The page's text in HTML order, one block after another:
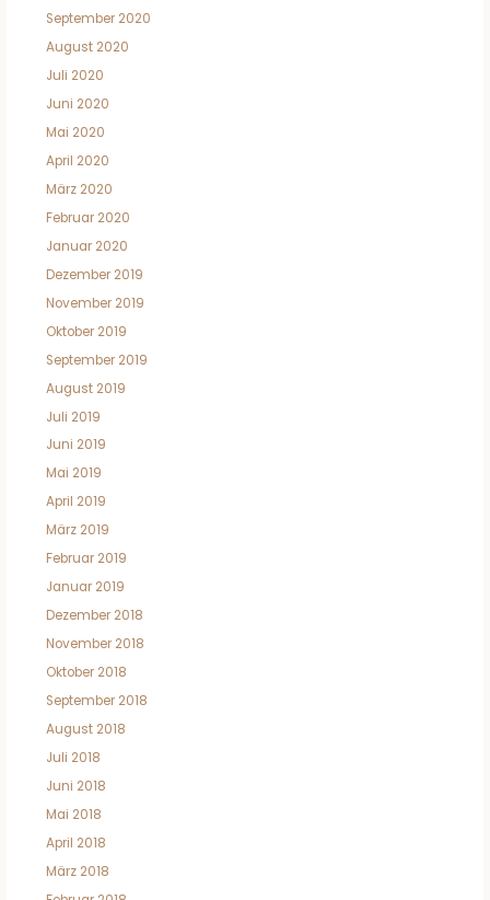
September 2020
August 2020
Juli 2020
Juni 2020
Mai 2020
April 2020
März 2020
Februar 2020
Januar 2020
Dezember 2019
November 2019
Oktober 2019
September 2019
August 2019
Juli 2019
Juni 2019
Mai 2019
April 2019
März 2019
Februar 2019
Januar 2019
Dezember 2018
November 2018
Oktober 2018
September 2018
August 2018
Juli 2018
Juni 2018
Mai 2018
April 2018
März 2018